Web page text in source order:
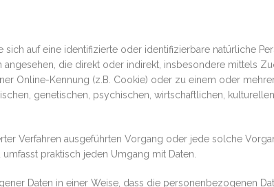
sich auf eine identifizierte oder identifizierbare natürliche
die direkt oder indirekt, insbesondere mittels
Online-Kennung (z.B. Cookie) oder zu einem oder
genetischen, psychischen, wirtschaftlichen,
Verfahren ausgeführten Vorgang oder jede solche
praktisch jeden Umgang mit Daten.
Daten in einer Weise, dass die personenbezogenen